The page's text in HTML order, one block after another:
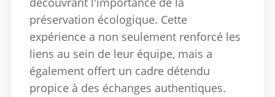
préservation écologique. Cette
expérience a non seulement renforcé les
liens au sein de leur équipe, mais a
également offert un cadre détendu
propice à des échanges authentiques.